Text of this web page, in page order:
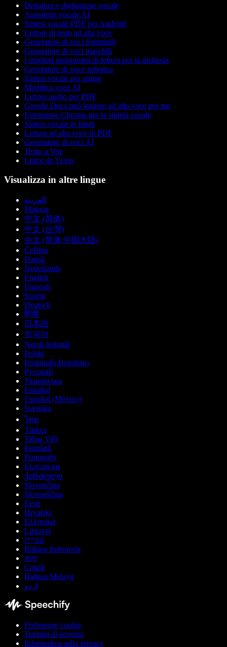
Dettatura e digitazione vocale
Assistente vocale AI
Sintesi vocale PDF per Android
Lettore di testo ad alta voce
Generatore di voci femminili
Generatore di voci maschili
I migliori programmi di lettura per la dislessia
Generatore di voce robotica
Sintesi vocale per anime
Modifica voce AI
Lettore audio per PDF
Google Docs può leggere ad alta voce per me
Estensione Chrome per la sintesi vocale
Sintesi vocale in hindi
Lettura ad alta voce di PDF
Generatore di voci AI
Texto a Voz
Leitor de Texto
Visualizza in altre lingue
العربية
Magyar
中文 (简体)
中文 (台灣)
中文 (简体 中国大陆)
Čeština
Dansk
Nederlands
English
Français
Suomi
Deutsch
हिन्दी
日本語
한국어
Norsk bokmål
Polski
Português Brasileiro
Русский
Українська
Español
Español (México)
Svenska
ไทย
Türkçe
Tiếng Việt
Română
Português
Български
ქართული
Slovenčina
Slovenščina
Eesti
Hrvatski
Ελληνικά
Lietuvių
עברית
Bahasa Indonesia
বাংলা
Català
Bahasa Melayu
اردو
Preferenze cookie
Termini di servizio
Informativa sulla privacy